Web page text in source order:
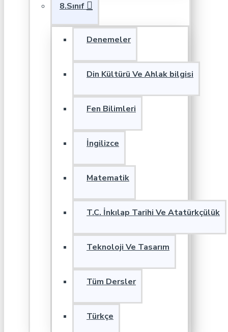
8.Sınıf
Denemeler
Din Kültürü Ve Ahlak bilgisi
Fen Bilimleri
İngilizce
Matematik
T.C. İnkılap Tarihi Ve Atatürkçülük
Teknoloji Ve Tasarım
Tüm Dersler
Türkçe